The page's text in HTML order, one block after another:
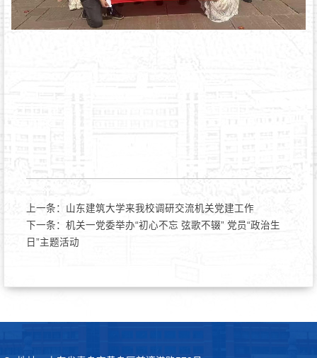
上一条： 山东建筑大学来我校调研交流机关党建工作
下一条： 机关一党委举办“初心不忘 弦歌不辍” 党员“政治生
日”主题活动